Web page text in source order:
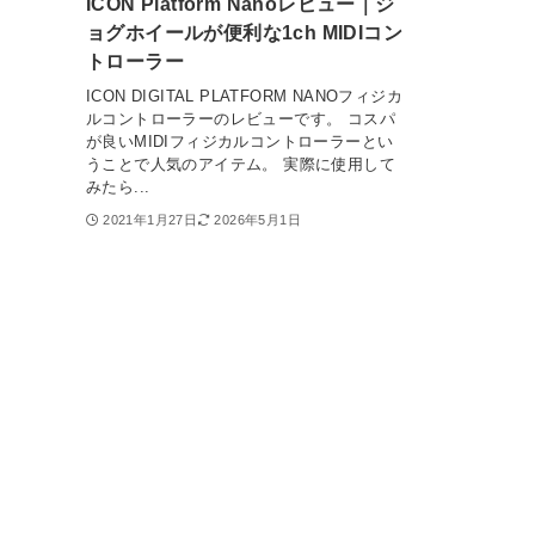
ICON Platform Nanoレビュー｜ジ
ョグホイールが便利な1ch MIDIコン
トローラー
ICON DIGITAL PLATFORM NANOフィジカ
ルコントローラーのレビューです。 コスパ
が良いMIDIフィジカルコントローラーとい
うことで人気のアイテム。 実際に使用して
みたら...
2021年1月27日 2026年5月1日